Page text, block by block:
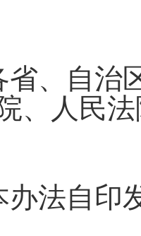
、自治
、人民
法自印